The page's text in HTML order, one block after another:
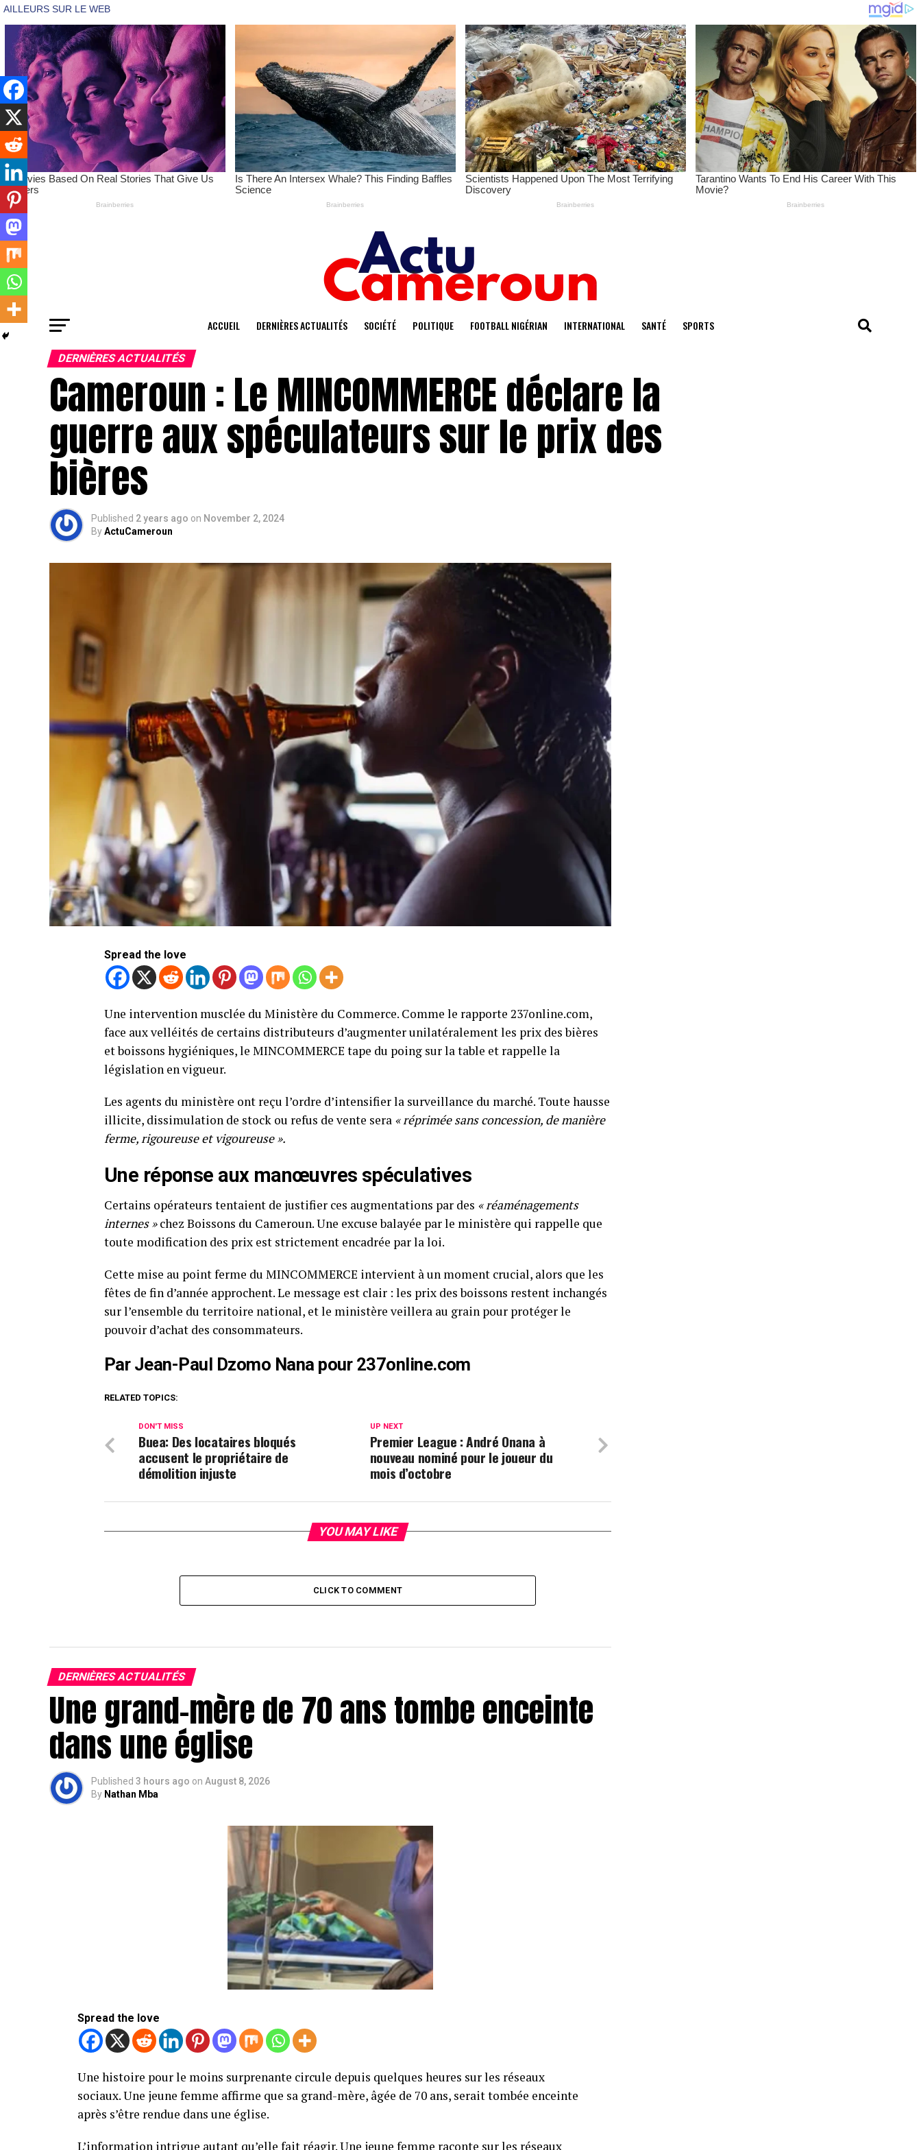
ACCUEIL DERNIÈRES ACTUALITÉS SOCIÉTÉ POLITIQUE FOOTBALL NIGÉRIAN INTERNATIONAL SANTÉ SPORTS
DERNIÈRES ACTUALITÉS
Cameroun : Le MINCOMMERCE déclare la
guerre aux spéculateurs sur le prix des
bières
Published 2 years ago on November 2, 2024
ByActuCameroun
Spread the love
Une intervention musclée du Ministère du Commerce. Comme le rapporte 237online.com,
face aux velléités de certains distributeurs d’augmenter unilatéralement les prix des bières
et boissons hygiéniques, le MINCOMMERCE tape du poing sur la table et rappelle la
législation en vigueur.
Les agents du ministère ont reçu l’ordre d’intensifier la surveillance du marché. Toute hausse
illicite, dissimulation de stock ou refus de vente sera « réprimée sans concession, de manière
ferme, rigoureuse et vigoureuse ».
Une réponse aux manœuvres spéculatives
Certains opérateurs tentaient de justifier ces augmentations par des « réaménagements
internes »chez Boissons du Cameroun. Une excuse balayée par le ministère qui rappelle que
toute modification des prix est strictement encadrée par la loi.
Cette mise au point ferme du MINCOMMERCE intervient à un moment crucial, alors que les
fêtes de fin d’année approchent. Le message est clair : les prix des boissons restent inchangés
sur l’ensemble du territoire national, et le ministère veillera au grain pour protéger le
pouvoir d’achat des consommateurs.
Par Jean-Paul Dzomo Nana pour 237online.com
RELATED TOPICS:
UP NEXT
Premier League : André Onana à
nouveau nominé pour le joueur du
mois d’octobre
DON'T MISS
Buea: Des locataires bloqués
accusent le propriétaire de
démolition injuste
YOU MAY LIKE
CLICK TO COMMENT
DERNIÈRES ACTUALITÉS
Une grand-mère de 70 ans tombe enceinte
dans une église
Published 3 hours ago on August 8, 2026
By Nathan Mba
Spread the love
Une histoire pour le moins surprenante circule depuis quelques heures sur les réseaux
sociaux. Une jeune femme affirme que sa grand-mère, âgée de 70 ans, serait tombée enceinte
après s’être rendue dans une église.
L’information intrigue autant qu’elle fait réagir. Une jeune femme raconte sur les réseaux